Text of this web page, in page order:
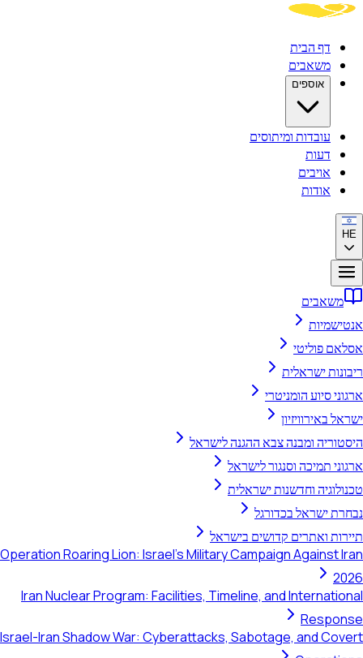
דף הבית
משאבים
אוספים
עובדות ומיתוסים
דעות
אויבים
אודות
HE
משאבים
אנטישמיות
אסלאם פוליטי
ריבונות ישראלית
ארגוני סיוע הומניטרי
ישראל באירוויזיון
היסטוריה ומבנה צבא ההגנה לישראל
ארגוני תמיכה וסנגור לישראל
טכנולוגיה וחדשנות ישראלית
נבחרת ישראל בכדורגל
תיירות ואתרים קדושים בישראל
Operation Roaring Lion: Israel's Military Campaign Against Iran
2026
Iran Nuclear Program: Facilities, Timeline, and International
Response
Israel-Iran Shadow War: Cyberattacks, Sabotage, and Covert